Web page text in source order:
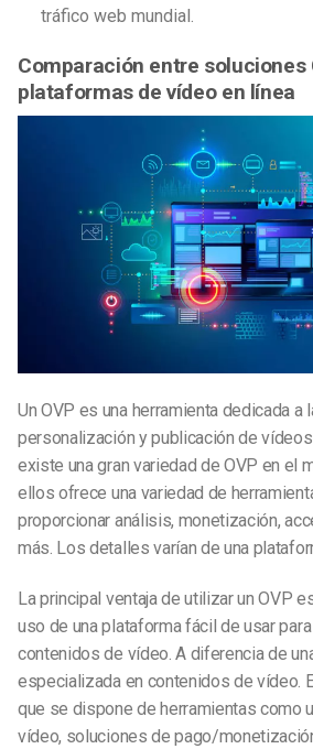
tráfico web mundial.
Comparación entre soluciones
plataformas de vídeo en línea
Un OVP es una herramienta dedicada a
personalización y publicación de
existe una gran variedad de OVP en el
ellos ofrece una variedad de
proporcionar análisis, monetización,
más. Los detalles varían de una
La principal ventaja de utilizar un OVP
uso de una plataforma fácil de usar
contenidos de vídeo. A diferencia de
especializada en contenidos de vídeo.
que se dispone de herramientas como
vídeo, soluciones de pago/